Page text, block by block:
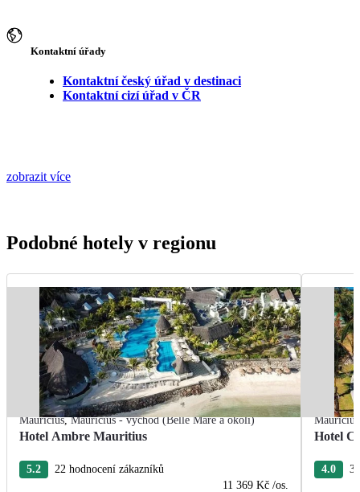
Kontaktní úřady
Kontaktní český úřad v destinaci
Kontaktní cizí úřad v ČR
zobrazit více
Podobné hotely v regionu
Mauricius,Mauricius - východ (Belle Mare a okolí)
Hotel Ambre Mauritius
5.2
22 hodnocení zákazníků
11 369 Kč /os.
Mauricius
Hotel
4.0 3